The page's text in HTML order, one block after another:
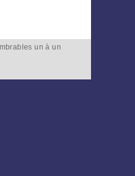
un à un